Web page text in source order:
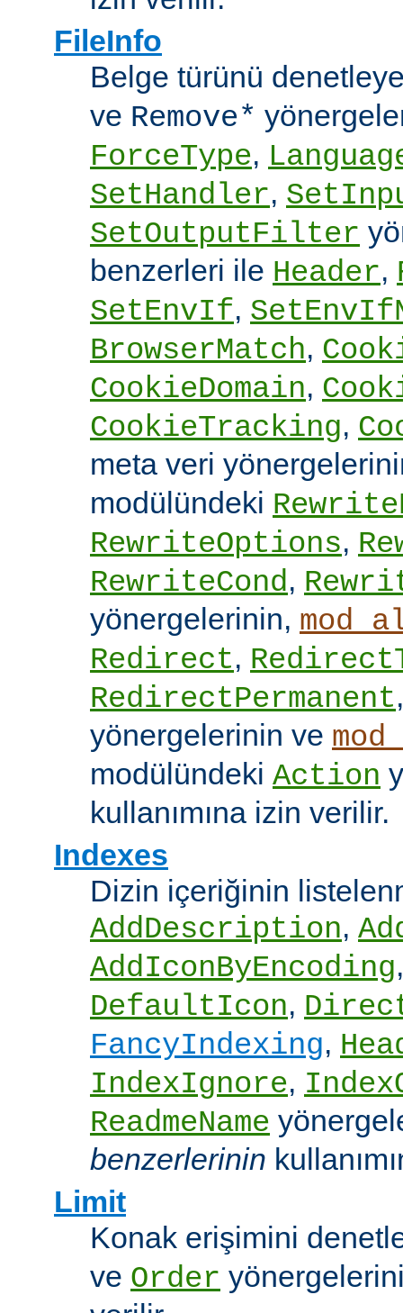
FileInfo
Belge türünü
ve Remove*
ForceType,
SetHandler,
SetOutputFilter
benzerleri ile Header,
SetEnvIf,
BrowserMatch,
CookieDomain,
CookieTracking,
meta veri
modülündeki
RewriteOptions,
RewriteCond,
yönergelerinin,
Redirect,
RedirectPermanent
yönergelerinin ve
modülündeki Action
kullanımına izin verilir.
Indexes
Dizin içeriğinin
AddDescription,
AddIconByEncoding
DefaultIcon,
FancyIndexing,
IndexIgnore,
ReadmeName
benzerlerinin
Limit
Konak erişimini
ve Order